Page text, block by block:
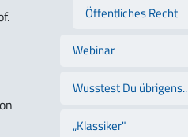
Öffentliches Recht
Webinar
Wusstest Du
„Klassiker"